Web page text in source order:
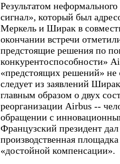
Результатом
сигнал», который был
Меркель и Ширак в
окончании встречи
предстоящие решения по
конкурентоспособности»
«предстоящих решений» не
следует из заявлений
главным образом о двух
реорганизации Airbus --
обращении с
Французский президент
производственная
«достойной компенсации».